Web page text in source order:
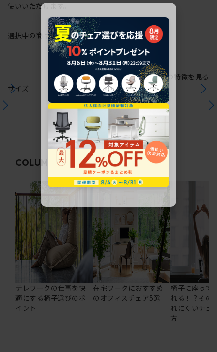
使いいただけます。
選択中の商品情報保証注意事項
サイズ
シリーズの特徴を見る
COLUMN 関連コラム
テレワークの仕事を快
適にする椅子選びのポ
イント
在宅ワークにおすすめ
のオフィスチェア5選
椅子に座って
れる！？その
れにくいチェ
方